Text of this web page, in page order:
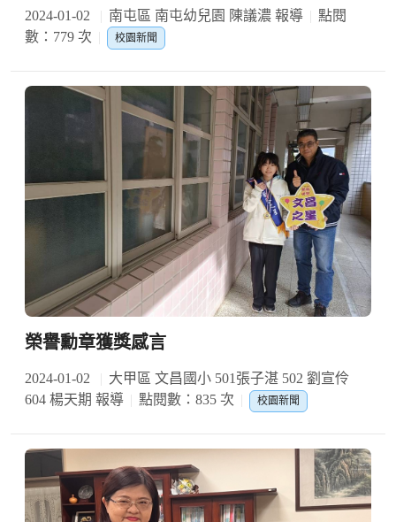
2024-01-02 南屯區 南屯幼兒園 陳議濃 報導
點閱
數：779 次
校園新聞
榮譽勳章獲獎感言
2024-01-02
大甲區 文昌國小 501張子湛 502 劉宣伶
604 楊天期 報導
點閱數：835 次 校園新聞